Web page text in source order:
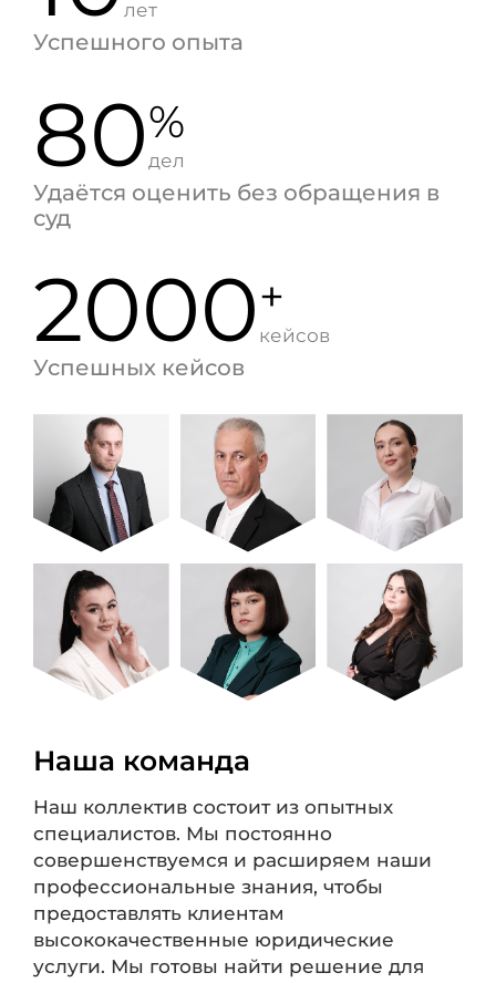
лет
Успешного опыта
80%
дел
Удаётся оценить без обращения в
суд
2000+
кейсов
Успешных кейсов
Наша команда
Наш коллектив состоит из опытных
специалистов. Мы постоянно
совершенствуемся и расширяем наши
профессиональные знания, чтобы
предоставлять клиентам
высококачественные юридические
услуги. Мы готовы найти решение для